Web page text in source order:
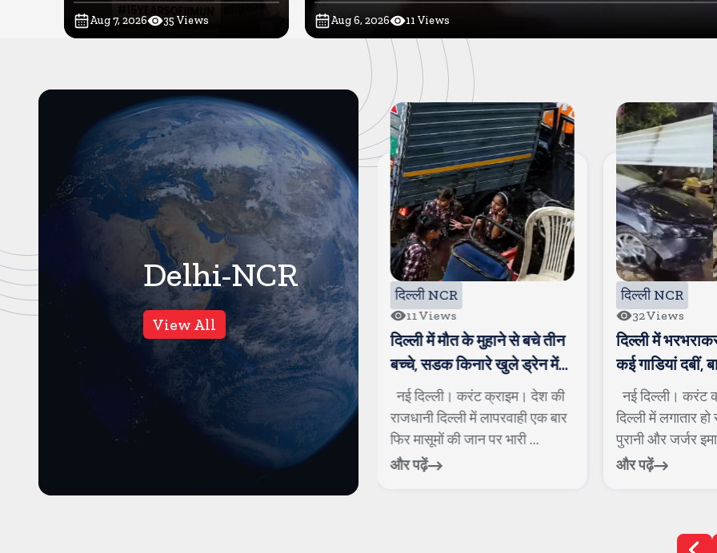
विरोधी नहीं
Aug 7, 2026 35 Views Aug 6, 2026 11 Views
Delhi-NCR
View All
गाजियाबाद
6Views
कसाना-डीजे कांवड-जिसे देखने
के लिए लग रहा है लंबा जाम
गाजियाबाद। करंट क्राइम। सावन
के महीने को अत्यंत पवित्र माना जाता
है। इस समय जहां एक ओर बारिश ...
दिल्ली NCR
11Views
दिल्ली में मौत के मुहाने से बचे तीन
बच्चे, सडक किनारे खुले ड्रेन में
जा गिरे
नई दिल्ली। करंट क्राइम। देश की
राजधानी दिल्ली में लापरवाही एक बार
फिर मासूमों की जान पर भारी ...
और पढ़ें
दिल्ली NCR
32Views
दिल्ली में
कई गाडियां दबीं,
बुजुर्ग की जान
नई दिल्ली। करंट
दिल्ली में लगातार
पुरानी और जर्जर
और पढ़ें